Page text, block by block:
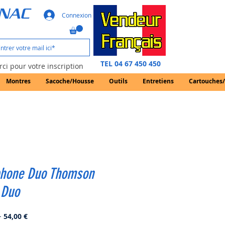
Montres Sacoche/Housse Outils Entretiens
TEL 04 67 450 450
pour votre inscription
Connexion
Duo Thomson
Prix
54,00 €Prix